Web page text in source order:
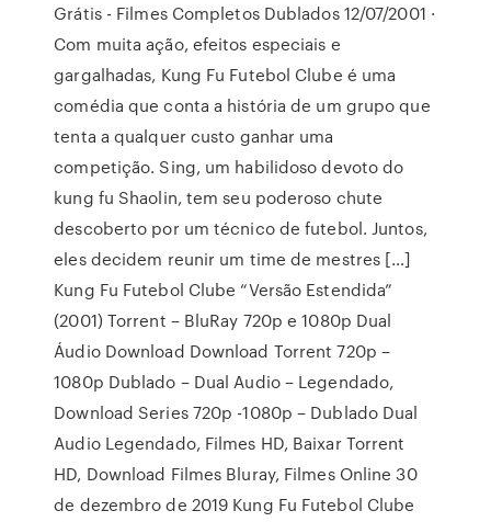
Grátis - Filmes Completos Dublados 12/07/2001 ·
Com muita ação, efeitos especiais e
gargalhadas, Kung Fu Futebol Clube é uma
comédia que conta a história de um grupo que
tenta a qualquer custo ganhar uma
competição. Sing, um habilidoso devoto do
kung fu Shaolin, tem seu poderoso chute
descoberto por um técnico de futebol. Juntos,
eles decidem reunir um time de mestres […]
Kung Fu Futebol Clube “Versão Estendida”
(2001) Torrent – BluRay 720p e 1080p Dual
Áudio Download Download Torrent 720p –
1080p Dublado – Dual Audio – Legendado,
Download Series 720p -1080p – Dublado Dual
Audio Legendado, Filmes HD, Baixar Torrent
HD, Download Filmes Bluray, Filmes Online 30
de dezembro de 2019 Kung Fu Futebol Clube